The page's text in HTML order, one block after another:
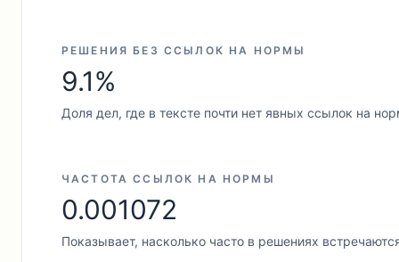
РЕШЕНИЯ БЕЗ ССЫЛОК НА НОРМЫ
9.1%
Доля дел, где в тексте почти нет явных ссылок на
ЧАСТОТА ССЫЛОК НА НОРМЫ
0.001072
Показывает, насколько часто в решениях